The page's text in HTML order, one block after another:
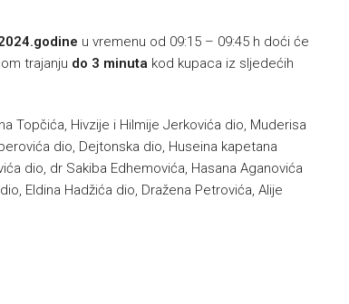
u vremenu od 09:15 – 09:45 h doći će
trajanju do 3 minuta kod kupaca iz sljedećih
Topčića, Hivzije i Hilmije Jerkovića dio, Muderisa
dio, Dejtonska dio, Huseina kapetana
dio, dr Sakiba Edhemovića, Hasana Aganovića
Eldina Hadžića dio, Dražena Petrovića, Alije